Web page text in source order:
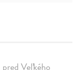
Veľkého